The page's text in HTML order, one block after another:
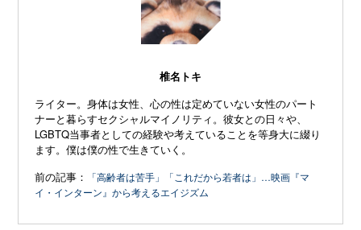
椎名トキ
ライター。身体は女性、心の性は定めていない女性のパート
ナーと暮らすセクシャルマイノリティ。彼女との日々や、
LGBTQ当事者としての経験や考えていることを等身大に綴り
ます。僕は僕の性で生きていく。
前の記事：
「高齢者は苦手」「これだから若者は」…映画『マ
イ・インターン』から考えるエイジズム